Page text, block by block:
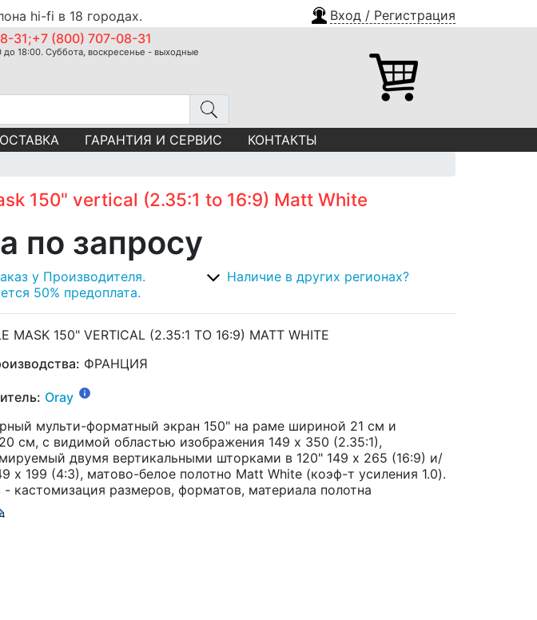
hi-fi в 18 городах. Вход / Регистрация
31;+7 (800) 707-08-31
до 18:00. Суббота, воскресенье - выходные
ГАРАНТИЯ И СЕРВИС КОНТАКТЫ
150" vertical (2.35:1 to 16:9) Matt White
по запросу
у Производителя.
50% предоплата.
Наличие в других регионах?
MASK 150" VERTICAL (2.35:1 TO 16:9) MATT WHITE
ФРАНЦИЯ
Oray
мульти-форматный экран 150" на раме шириной 21 см и
см, с видимой областью изображения 149 х 350 (2.35:1),
двумя вертикальными шторками в 120" 149 x 265 (16:9) и/
х 199 (4:3), матово-белое полотно Matt White (коэф-т усиления 1.0).
- кастомизация размеров, форматов, материала полотна